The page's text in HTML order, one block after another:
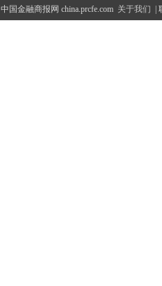
国金融商报网 china.prcfe.com 关于我们 |